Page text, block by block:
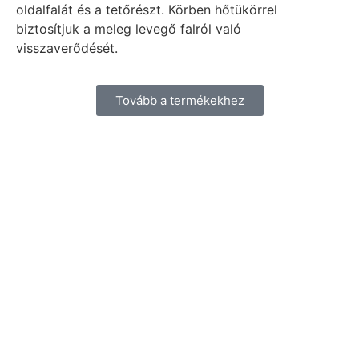
oldalfalát és a tetőrészt. Körben hőtükörrel
biztosítjuk a meleg levegő falról való
visszaverődését.
Tovább a termékekhez